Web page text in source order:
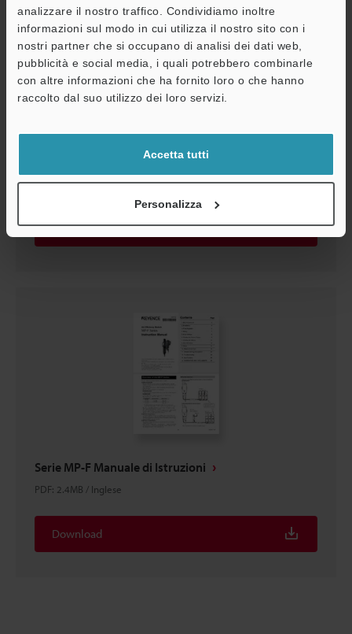
analizzare il nostro traffico. Condividiamo inoltre
informazioni sul modo in cui utilizza il nostro sito con i
nostri partner che si occupano di analisi dei dati web,
pubblicità e social media, i quali potrebbero combinarle
con altre informazioni che ha fornito loro o che hanno
raccolto dal suo utilizzo dei loro servizi.
Accetta tutti
Personalizza
Serie MP-F Manuale di Istruzioni
PDF:2.3MB/Italiano
Download
Serie MP-F Manuale di Istruzioni
PDF: 2.4MB / Inglese
Download